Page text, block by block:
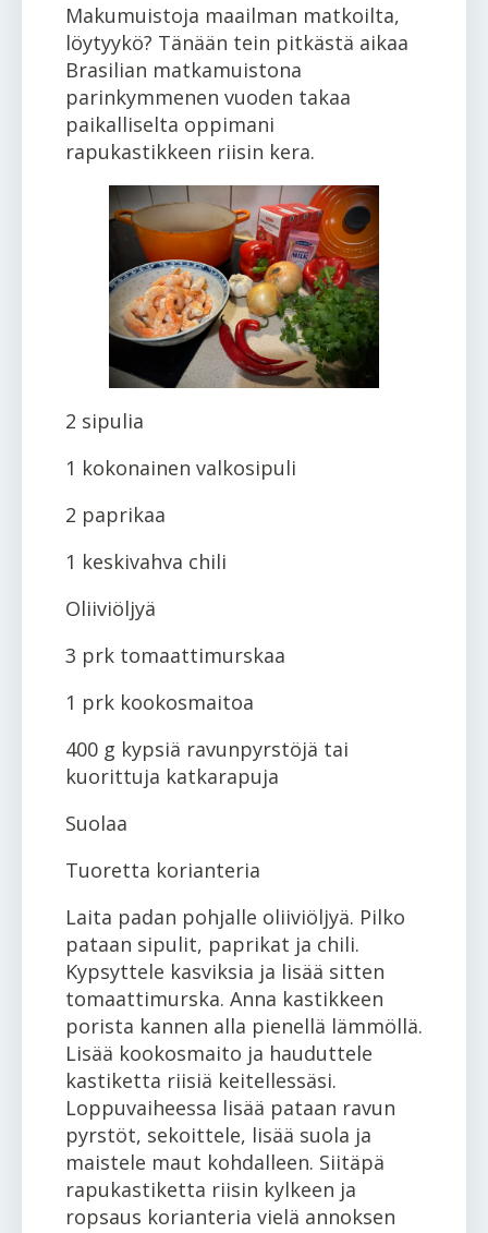
Makumuistoja maailman matkoilta,
löytyykö? Tänään tein pitkästä aikaa
Brasilian matkamuistona
parinkymmenen vuoden takaa
paikalliselta oppimani
rapukastikkeen riisin kera.
2 sipulia
1 kokonainen valkosipuli
2 paprikaa
1 keskivahva chili
Oliiviöljyä
3 prk tomaattimurskaa
1 prk kookosmaitoa
400 g kypsiä ravunpyrstöjä tai
kuorittuja katkarapuja
Suolaa
Tuoretta korianteria
Laita padan pohjalle oliiviöljyä. Pilko
pataan sipulit, paprikat ja chili.
Kypsyttele kasviksia ja lisää sitten
tomaattimurska. Anna kastikkeen
porista kannen alla pienellä lämmöllä.
Lisää kookosmaito ja hauduttele
kastiketta riisiä keitellessäsi.
Loppuvaiheessa lisää pataan ravun
pyrstöt, sekoittele, lisää suola ja
maistele maut kohdalleen. Siitäpä
rapukastiketta riisin kylkeen ja
ropsaus korianteria vielä annoksen